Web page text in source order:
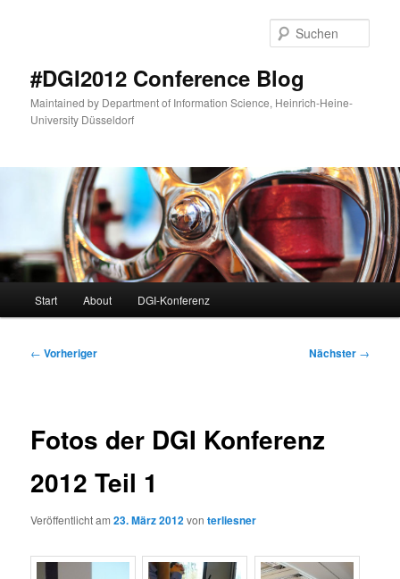
#DGI2012 Conference Blog
Maintained by Department of Information Science, Heinrich-Heine-
University Düsseldorf
Start About DGI-Konferenz
Beitragsnavigation
← Vorheriger Nächster →
Fotos der DGI Konferenz
2012 Teil 1
Veröffentlicht am23. März 2012vonterliesner